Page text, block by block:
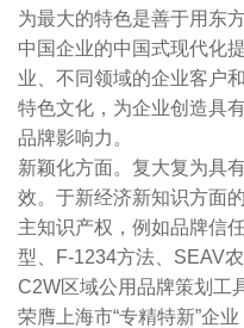
为最大的特色是善于用东
中国企业的中国式现代化
业、不同领域的企业客户
特色文化，为企业创造具
品牌影响力。
新颖化方面。复大复为具
效。于新经济新知识方面
主知识产权，例如品牌信
型、F-1234方法、SEAV
C2W区域公用品牌策划工
荣膺上海市“专精特新”企